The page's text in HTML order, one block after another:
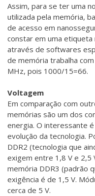
Assim, para se ter uma
utilizada pela memória,
de acesso em
constar em uma
através de softwares
de memória trabalha
MHz, pois 1000/15=66.
Voltagem
Em comparação com
memórias são um dos
energia. O interessante
evolução da tecnologia.
DDR2 (tecnologia que
exigem entre 1,8 V e 2,5
memória DDR3 (padrão
exigência é de 1,5 V.
cerca de 5 V.